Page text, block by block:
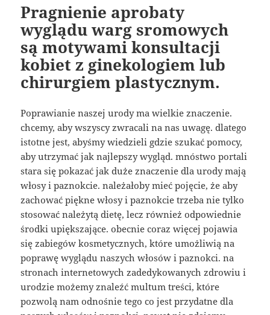
Pragnienie aprobaty
wyglądu warg sromowych
są motywami konsultacji
kobiet z ginekologiem lub
chirurgiem plastycznym.
Poprawianie naszej urody ma wielkie znaczenie.
chcemy, aby wszyscy zwracali na nas uwagę. dlatego
istotne jest, abyśmy wiedzieli gdzie szukać pomocy,
aby utrzymać jak najlepszy wygląd. mnóstwo portali
stara się pokazać jak duże znaczenie dla urody mają
włosy i paznokcie. należałoby mieć pojęcie, że aby
zachować piękne włosy i paznokcie trzeba nie tylko
stosować należytą dietę, lecz również odpowiednie
środki upiększające. obecnie coraz więcej pojawia
się zabiegów kosmetycznych, które umożliwią na
poprawę wyglądu naszych włosów i paznokci. na
stronach internetowych zadedykowanych zdrowiu i
urodzie możemy znaleźć multum treści, które
pozwolą nam odnośnie tego co jest przydatne dla